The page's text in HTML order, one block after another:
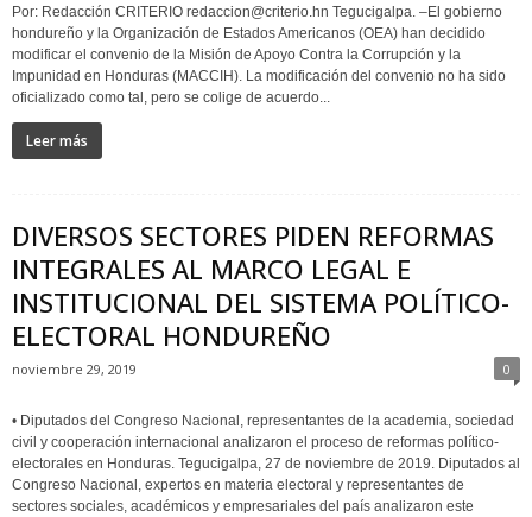
Por: Redacción CRITERIO redaccion@criterio.hn Tegucigalpa. –El gobierno
hondureño y la Organización de Estados Americanos (OEA) han decidido
modificar el convenio de la Misión de Apoyo Contra la Corrupción y la
Impunidad en Honduras (MACCIH). La modificación del convenio no ha sido
oficializado como tal, pero se colige de acuerdo...
Leer más
DIVERSOS SECTORES PIDEN REFORMAS
INTEGRALES AL MARCO LEGAL E
INSTITUCIONAL DEL SISTEMA POLÍTICO-
ELECTORAL HONDUREÑO
noviembre 29, 2019 0
• Diputados del Congreso Nacional, representantes de la academia, sociedad
civil y cooperación internacional analizaron el proceso de reformas político-
electorales en Honduras. Tegucigalpa, 27 de noviembre de 2019. Diputados al
Congreso Nacional, expertos en materia electoral y representantes de
sectores sociales, académicos y empresariales del país analizaron este